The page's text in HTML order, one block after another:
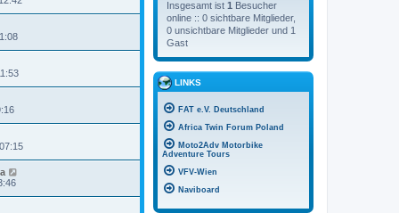
Insgesamt ist 1 Besucher
online :: 0 sichtbare Mitglieder,
0 unsichtbare Mitglieder und 1
Gast
LINKS
FAT e.V. Deutschland
Africa Twin Forum Poland
Moto2Adv Motorbike
Adventure Tours
VFV-Wien
Naviboard